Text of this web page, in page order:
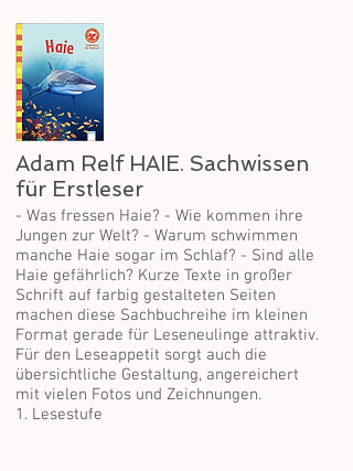
Adam Relf HAIE. Sachwissen
für Erstleser
- Was fressen Haie? - Wie kommen ihre
Jungen zur Welt? - Warum schwimmen
manche Haie sogar im Schlaf? - Sind alle
Haie gefährlich? Kurze Texte in großer
Schrift auf farbig gestalteten Seiten
machen diese Sachbuchreihe im kleinen
Format gerade für Leseneulinge attraktiv.
Für den Leseappetit sorgt auch die
übersichtliche Gestaltung, angereichert
mit vielen Fotos und Zeichnungen.
1. Lesestufe